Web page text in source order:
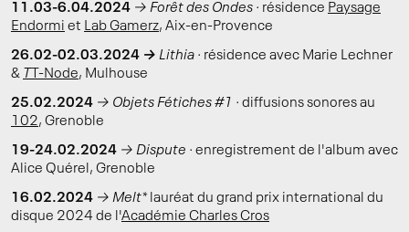
11.03-6.04.2024 → Forêt des Ondes · résidence Paysage
Endormi et Lab Gamerz, Aix-en-Provence
26.02-02.03.2024 → Lithia · résidence avec Marie Lechner
& T T-Node, Mulhouse
25.02.2024 → Objets Fétiches #1 · diffusions sonores au
102, Grenoble
19-24.02.2024 → Dispute · enregistrement de l'album avec
Alice Quérel, Grenoble
16.02.2024 → Melt* lauréat du grand prix international du
disque 2024 de l'Académie Charles Cros